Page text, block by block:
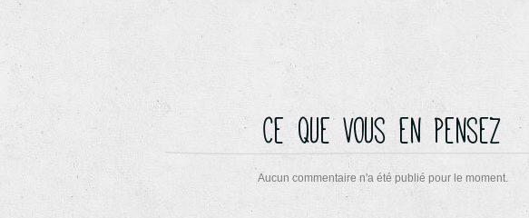
Ce que vous en pensez
Aucun commentaire n'a été publié pour le moment.